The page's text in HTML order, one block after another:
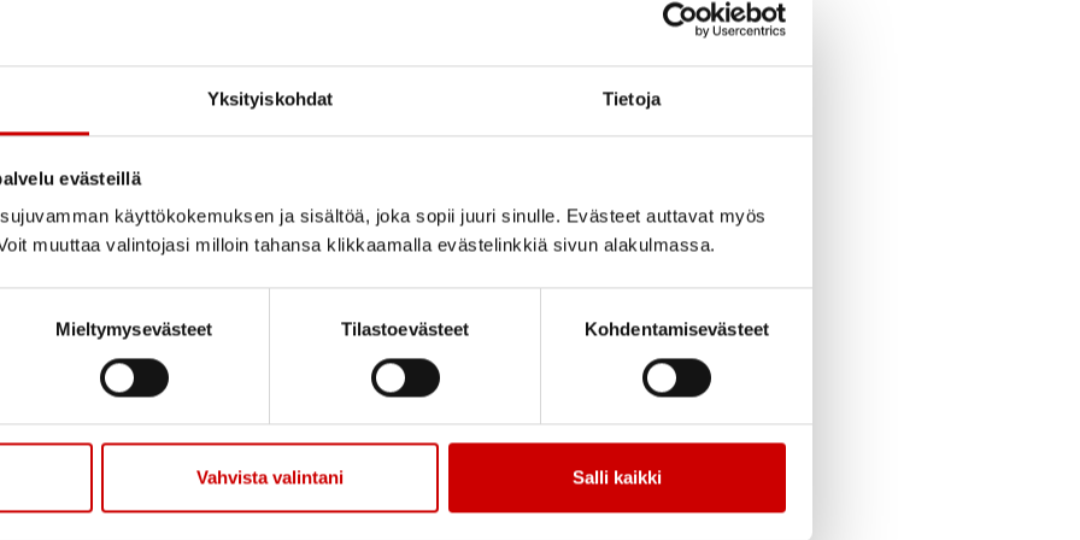
Yksityiskohdat Tietoja
evästeillä
käyttökokemuksen ja sisältöä, joka sopii juuri sinulle. Evästeet auttavat myös
muuttaa valintojasi milloin tahansa klikkaamalla evästelinkkiä sivun alakulmassa.
Mieltymysevästeet Tilastoevästeet Kohdentamisevästeet
Vahvista valintani Salli kaikki
Jaa LinkedinJaa EmailJaa Print
olon ilmaistapahtuma senioreille
Puistokartanolla, Puistokatu 20, Kuopio
päiväunet, tulevaisuustyöpaja, taidepaja sekä minimessut, jossa
Savon Sydänpiirillä Eevi-hankkeen esittelyä ja sydämen rytmin
(ent. Sotku), Suokatu 42, Kuopio
viihdeorkesteri.